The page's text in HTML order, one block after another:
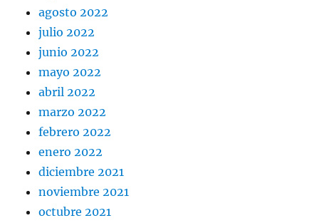
agosto 2022
julio 2022
junio 2022
mayo 2022
abril 2022
marzo 2022
febrero 2022
enero 2022
diciembre 2021
noviembre 2021
octubre 2021